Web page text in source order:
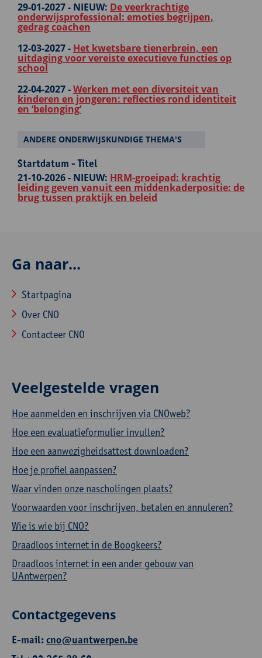
29-01-2027 - NIEUW: De veerkrachtige
onderwijsprofessional: emoties begrijpen,
gedrag coachen
12-03-2027 - Het kwetsbare tienerbrein, een
uitdaging voor vereiste executieve functies op
school
22-04-2027 -Werken met een diversiteit van
kinderen en jongeren: reflecties rond identiteit
en ‘belonging’
ANDERE ONDERWIJSKUNDIGE THEMA'S
Startdatum - Titel
21-10-2026 - NIEUW: HRM-groeipad: krachtig
leiding geven vanuit een middenkaderpositie: de
brug tussen praktijk en beleid
Ga naar...
Startpagina
Over CNO
Contacteer CNO
Veelgestelde vragen
Hoe aanmelden en inschrijven via CNOweb?
Hoe een evaluatieformulier invullen?
Hoe een aanwezigheidsattest downloaden?
Hoe je profiel aanpassen?
Waar vinden onze nascholingen plaats?
Voorwaarden voor inschrijven, betalen en annuleren?
Wie is wie bij CNO?
Draadloos internet in de Boogkeers?
Draadloos internet in een ander gebouw van
UAntwerpen?
Contactgegevens
E-mail:cno@uantwerpen.be